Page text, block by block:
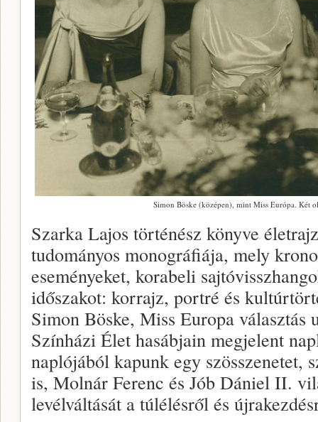
Simon Böske (középen), mint Miss Európa. Két
Szarka Lajos történész könyve
tudományos monográfiája, mely
eseményeket, korabeli
időszakot: korrajz, portré és
Simon Böske, Miss Europa választás
Színházi Élet hasábjain megjelent
naplójából kapunk egy szösszenetet,
is, Molnár Ferenc és Jób Dániel II.
levélváltását a túlélésről és